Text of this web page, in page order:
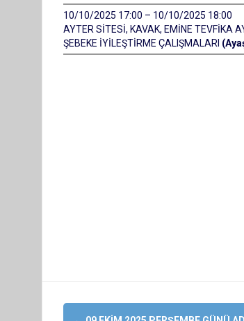
10/10/2025 17:00 – 10/10/2025 18:00
AYTER SİTESİ, KAVAK, EMİNE TEVFİKA
ŞEBEKE İYİLEŞTİRME ÇALIŞMALARI